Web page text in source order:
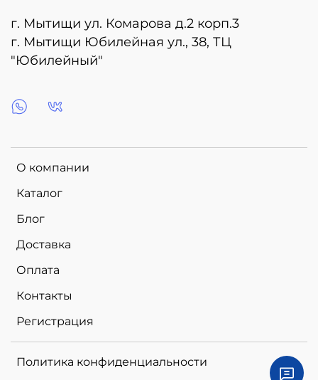
О компании
Каталог
Блог
Доставка
Оплата
Контакты
Регистрация
Политика конфиденциальности
г. Мытищи ул. Комарова д.2 корп.3
г. Мытищи Юбилейная ул., 38, ТЦ
"Юбилейный"